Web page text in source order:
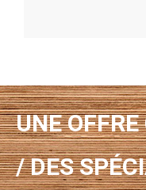
UNE
/ DES